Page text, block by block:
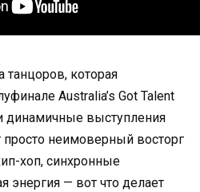
танцоров, которая
Australia’s Got Talent
динамичные выступления
неимоверный восторг
хоп, синхронные
энергия — вот что делает